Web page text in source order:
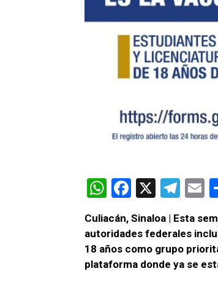
W
at
s
A
F
ce
b
o
X
T
e
gr
a
E
Culiacán, Sinaloa | Esta
autoridades federales
18 años como grupo
plataforma donde ya se